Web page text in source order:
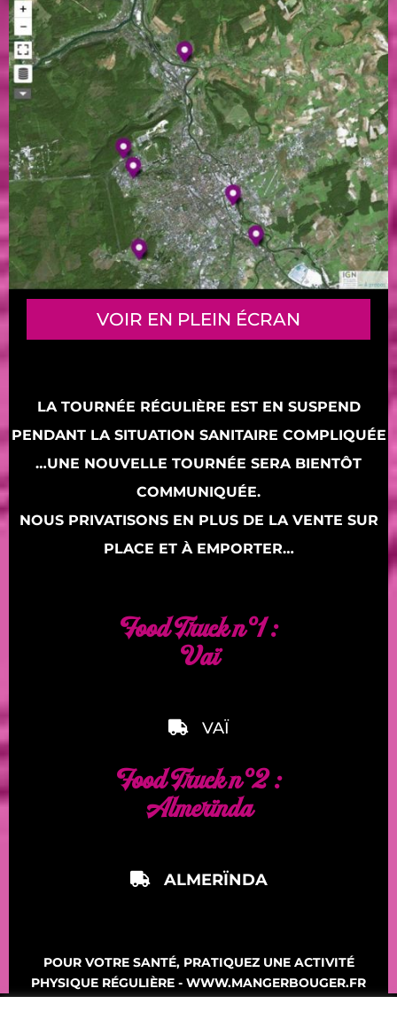
VOIR EN PLEIN ÉCRAN
LA TOURNÉE RÉGULIÈRE EST EN SUSPEND
PENDANT LA SITUATION SANITAIRE COMPLIQUÉE
…UNE NOUVELLE TOURNÉE SERA BIENTÔT
COMMUNIQUÉE.
NOUS PRIVATISONS EN PLUS DE LA VENTE SUR
PLACE ET À EMPORTER…
Food Truck n°1 :
Vaï
VAÏ
Food Truck n°2 :
Almerïnda
ALMERÏNDA
POUR VOTRE SANTÉ, PRATIQUEZ UNE ACTIVITÉ
PHYSIQUE RÉGULIÈRE - WWW.MANGERBOUGER.FR